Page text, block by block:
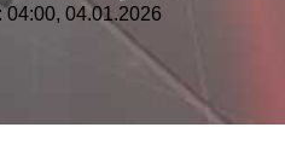
04:00, 04.01.2026